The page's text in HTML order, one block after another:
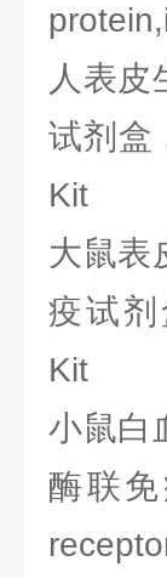
人表
试剂盒
Kit
大鼠表
疫试剂
Kit
小鼠白
酶联免